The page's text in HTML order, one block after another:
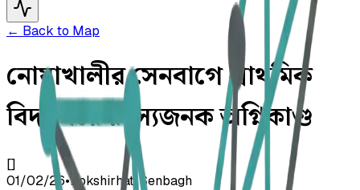
← Back to Map
নোয়াখালীর সেনবাগে প্রাথমিক
বিদ্যালয়ে রহস্যজনক অগ্নিকাণ্ড
[]
01/02/26•Bokshirhat, Senbagh